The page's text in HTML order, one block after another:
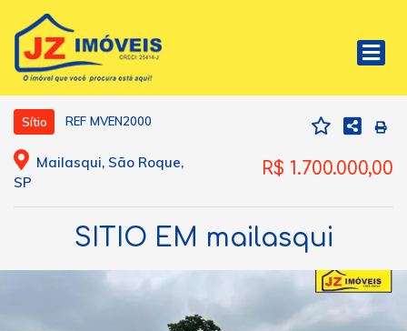
Sítio REF MVEN2000
Mailasqui, São Roque,
SP
R$ 1.700.000,00
SITIO EM mailasqui